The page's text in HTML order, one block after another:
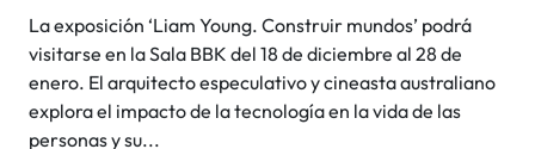
La exposición ‘Liam Young. Construir mundos’ podrá
visitarse en la Sala BBK del 18 de diciembre al 28 de
enero. El arquitecto especulativo y cineasta australiano
explora el impacto de la tecnología en la vida de las
personas y su...